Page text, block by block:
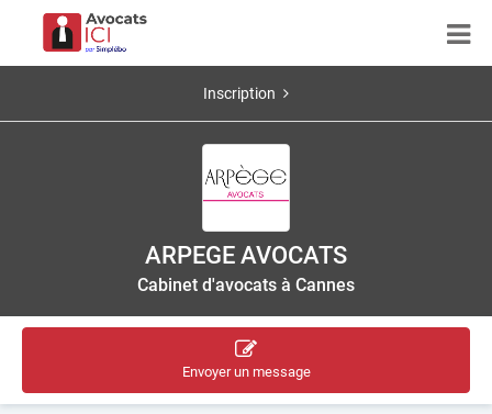
Inscription
ARPEGE AVOCATS
Cabinet d'avocats à Cannes
Envoyer un message